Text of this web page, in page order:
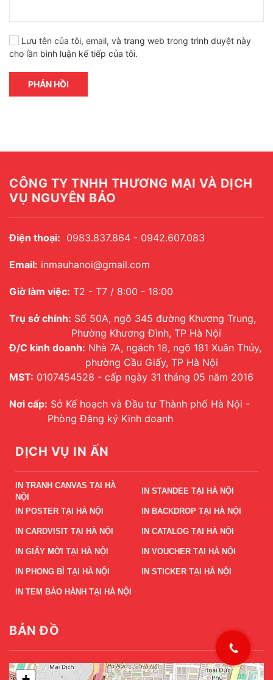
Lưu tên của tôi, email, và trang web trong trình duyệt này
cho lần bình luận kế tiếp của tôi.
PHẢN HỒI
CÔNG TY TNHH THƯƠNG MẠI VÀ DỊCH
VỤ NGUYÊN BẢO
Điện thoại: 0983.837.864 - 0942.607.083
Email: inmauhanoi@gmail.com
Giờ làm việc: T2 - T7 / 8:00 - 18:00
Trụ sở chính: Số 50A, ngõ 345 đường Khương Trung,
Phường Khương Đình, TP Hà Nội
Đ/C kinh doanh: Nhà 7A, ngách 18, ngõ 181 Xuân Thủy,
phường Cầu Giấy, TP Hà Nội
MST: 0107454528 - cấp ngày 31 tháng 05 năm 2016
Nơi cấp: Sở Kế hoạch và Đầu tư Thành phố Hà Nội -
Phòng Đăng ký Kinh doanh
DỊCH VỤ IN ẤN
IN TRANH CANVAS TẠI HÀ
NỘI
IN STANDEE TẠI HÀ NỘI
IN POSTER TẠI HÀ NỘI IN BACKDROP TẠI HÀ NỘI
IN CARDVISIT TẠI HÀ NỘI IN CATALOG TẠI HÀ NỘI
IN GIẤY MỜI TẠI HÀ NỘI IN VOUCHER TẠI HÀ NỘI
IN PHONG BÌ TẠI HÀ NỘI IN STICKER TẠI HÀ NỘI
IN TEM BẢO HÀNH TẠI HÀ NỘI
BẢN ĐỒ